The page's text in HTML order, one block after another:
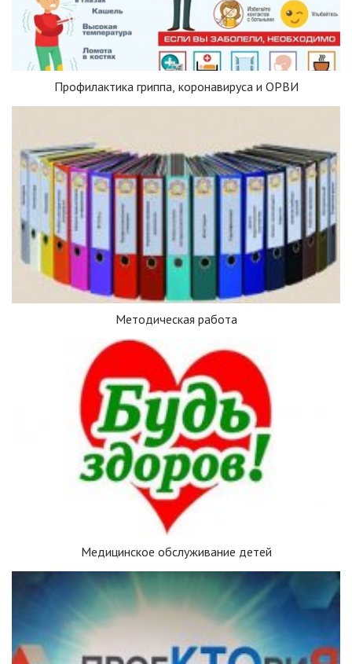
Профилактика гриппа, коронавируса и ОРВИ
Методическая работа
Медицинское обслуживание детей